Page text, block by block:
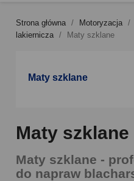
Strona główna Motoryzacja
lakiernicza
Maty szklane
Maty szklane
Maty szklane
Maty szklane -
do napraw